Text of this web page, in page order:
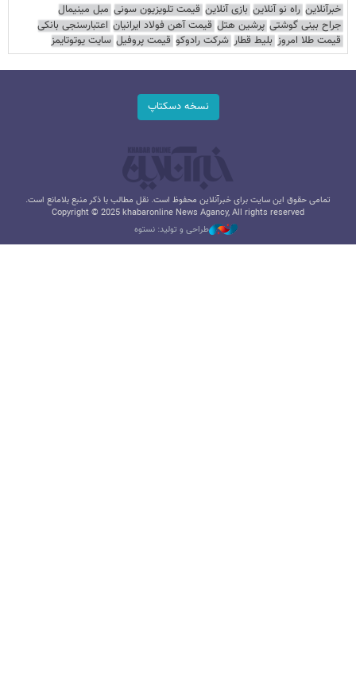
خبرآنلاین راه نو آنلاین بازی آنلاین قیمت تلویزیون سونی مبل مینیمال
جراح بینی گوشتی پرشین هتل قیمت آهن فولاد ایرانیان اعتبارسنجی بانکی
قیمت طلا امروز بلیط قطار شرکت رادوکو قیمت پروفیل سایت یوتوتایمز
نسخه دسکتاپ
تمامی حقوق این سایت برای خبرآنلاین محفوظ است. نقل مطالب با ذکر منبع بلامانع است.
Copyright © 2025 khabaronline News Agancy, All rights reserved
طراحی و تولید: نستوه